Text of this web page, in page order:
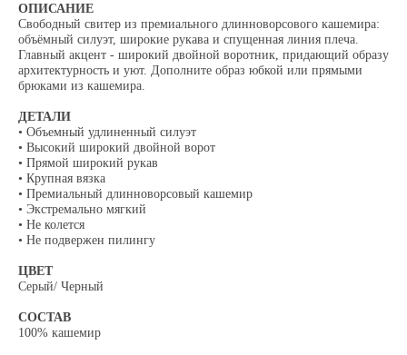
ОПИСАНИЕ
Свободный свитер из премиального длинноворсового кашемира:
объёмный силуэт, широкие рукава и спущенная линия плеча.
Главный акцент - широкий двойной воротник, придающий образу
архитектурность и уют. Дополните образ юбкой или прямыми
брюками из кашемира.
ДЕТАЛИ
• Объемный удлиненный силуэт
• Высокий широкий двойной ворот
• Прямой широкий рукав
• Крупная вязка
​• Премиальный длинноворсовый кашемир
• Экстремально мягкий
• Не колется
• Не подвержен пилингу
ЦВЕТ
Серый/ Черный
СОСТАВ
100% кашемир